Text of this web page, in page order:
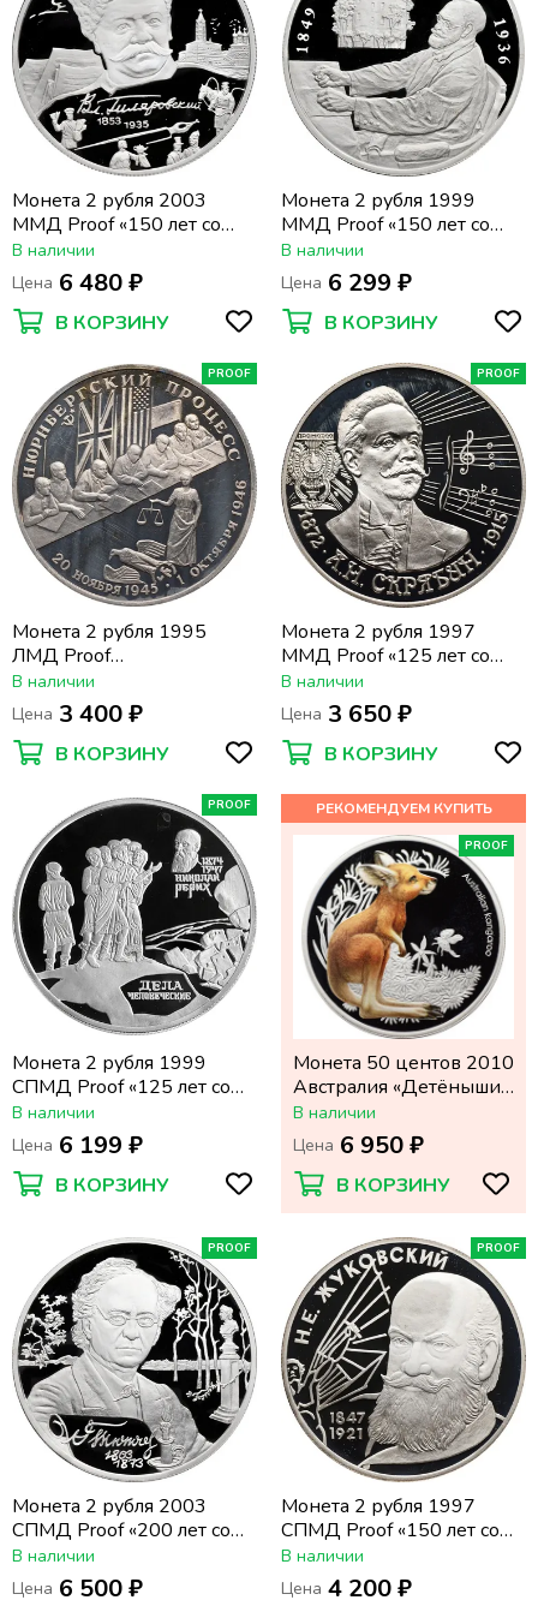
Монета 2 рубля 2003
ММД Proof «150 лет со
дня рождения Владимира
Алексеевича
Гиляровского»
В наличии
Цена 6 480 ₽
В КОРЗИНУ
Монета 2 рубля 1999
ММД Proof «150 лет со
дня рождения Ивана
Павлова»
В наличии
Цена 6 299 ₽
В КОРЗИНУ
PROOF
Монета 2 рубля 1995
ЛМД Proof
«Нюрнбергский процесс»
В наличии
Цена 3 400 ₽
В КОРЗИНУ
PROOF
Монета 2 рубля 1997
ММД Proof «125 лет со
дня рождения
Александра Николаевича
Скрябина»
В наличии
Цена 3 650 ₽
В КОРЗИНУ
PROOF
Монета 2 рубля 1999
СПМД Proof «125 лет со
дня рождения Николая
Рериха (Дела
человеческие)»
В наличии
Цена 6 199 ₽
В КОРЗИНУ
PROOF
Монета 50 центов 2010
Австралия «Детёныши
диких животных:
Кенгуру»
В наличии
Цена 6 950 ₽
В КОРЗИНУ
PROOF
Монета 2 рубля 2003
СПМД Proof «200 лет со
дня рождения Фёдора
Тютчева»
В наличии
Цена 6 500 ₽
PROOF
Монета 2 рубля 1997
СПМД Proof «150 лет со
дня рождения Н.Е.
Жуковского»
В наличии
Цена 4 200 ₽